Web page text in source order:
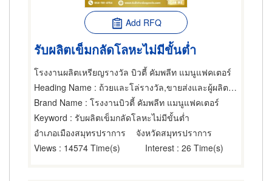
Add RFQ
รับผลิตเข็มกลัดโลหะไม่มีขั้นต่ำ
โรงงานผลิตเหรียญรางวัล บิวตี้ คัมพลีท แมนูแฟคเตอร์
Heading Name : ถ้วยและโล่รางวัล,ขายส่งและผู้ผลิตของขวัญและของชำร่วย,ขายปลีกของขวัญ ของชำร่วย
Brand Name : โรงงานบิวตี้ คัมพลีท แมนูแฟคเตอร์
Keyword : รับผลิตเข็มกลัดโลหะไม่มีขั้นต่ำ
อำเภอเมืองสมุทรปราการ
จังหวัดสมุทรปราการ
Views : 14574 Time(s) Interest : 26 Time(s)